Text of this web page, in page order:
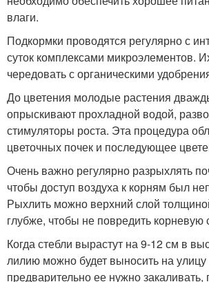
влаги.
Подкормки проводятся регулярно с
суток комплексами микроэлементов.
чередовать с органическими
До цветения молодые растения
опрыскивают прохладной водой,
стимуляторы роста. Эта процедура
цветочных почек и последующее
Очень важно регулярно разрыхлять
чтобы доступ воздуха к корням был
Рыхлить можно верхний слой
глубже, чтобы не повредить корневую
Когда стебли вырастут на 9-12 см в
лилию можно будет выносить на
предварительно ее нужно закаливать,